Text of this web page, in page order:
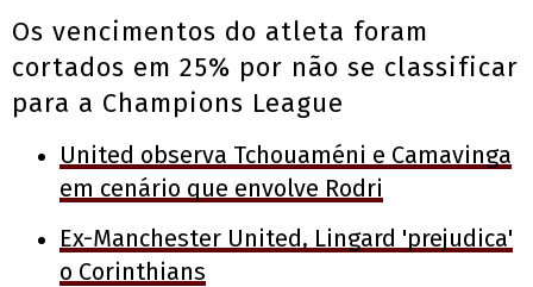
Os vencimentos do atleta foram
cortados em 25% por não se classificar
para a Champions League
United observa Tchouaméni e Camavinga
em cenário que envolve Rodri
Ex-Manchester United, Lingard 'prejudica'
o Corinthians